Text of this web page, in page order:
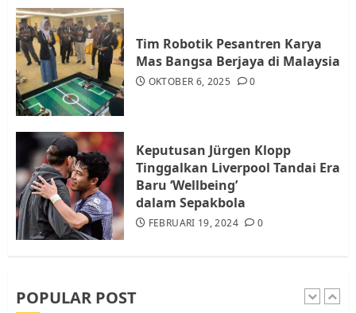
Tim Robotik Pesantren Karya
Mas Bangsa Berjaya di Malaysia
OKTOBER 6, 2025 0
Keputusan Jürgen Klopp
Tinggalkan Liverpool Tandai Era
Baru ‘Wellbeing’
dalam Sepakbola
FEBRUARI 19, 2024 0
POPULAR POST
4 JULI 17, 2026 0
5
Warga Rempang
JULI 15, 2026 0
1